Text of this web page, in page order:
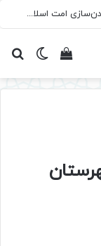
سروده‌ «اربعین»؛ روایت حماسه، استقامت و تمدن‌سازی امت اسلامی
تغییرمشاهده